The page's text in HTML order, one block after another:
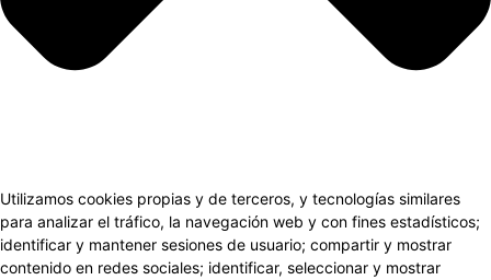
Utilizamos cookies propias y de terceros, y tecnologías similares
para analizar el tráfico, la navegación web y con fines estadísticos;
identificar y mantener sesiones de usuario; compartir y mostrar
contenido en redes sociales; identificar, seleccionar y mostrar